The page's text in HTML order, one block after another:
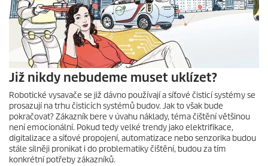
Již nikdy nebudeme muset uklízet?
Robotické vysavače se již dávno používají a síťové čisticí systémy se
prosazují na trhu čisticích systémů budov. Jak to však bude
pokračovat? Zákazník bere v úvahu náklady, téma čištění většinou
není emocionální. Pokud tedy velké trendy jako elektrifikace,
digitalizace a síťové propojení, automatizace nebo senzorika budou
stále silněji pronikat i do problematiky čištění, budou za tím
konkrétní potřeby zákazníků.